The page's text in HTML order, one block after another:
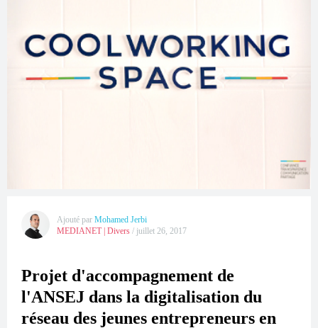
Ajouté par Mohamed Jerbi
MEDIANET| Divers / juillet 26, 2017
Projet d'accompagnement de
l'ANSEJ dans la digitalisation du
réseau des jeunes entrepreneurs en